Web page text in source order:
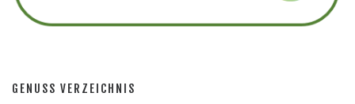
GENUSS VERZEICHNIS